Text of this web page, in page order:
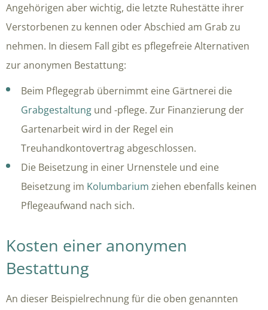
Angehörigen aber wichtig, die letzte Ruhestätte ihrer
Verstorbenen zu kennen oder Abschied am Grab zu
nehmen. In diesem Fall gibt es pflegefreie Alternativen
zur anonymen Bestattung:
Beim Pflegegrab übernimmt eine Gärtnerei die
Grabgestaltung und -pflege. Zur Finanzierung der
Gartenarbeit wird in der Regel ein
Treuhandkontovertrag abgeschlossen.
Die Beisetzung in einer Urnenstele und eine
Beisetzung im Kolumbarium ziehen ebenfalls keinen
Pflegeaufwand nach sich.
Kosten einer anonymen
Bestattung
An dieser Beispielrechnung für die oben genannten